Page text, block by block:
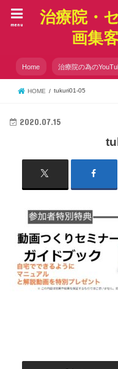
治療院・
画集
menu
Home 治療院の為の
HOME tukuri01-05
2020.07.15